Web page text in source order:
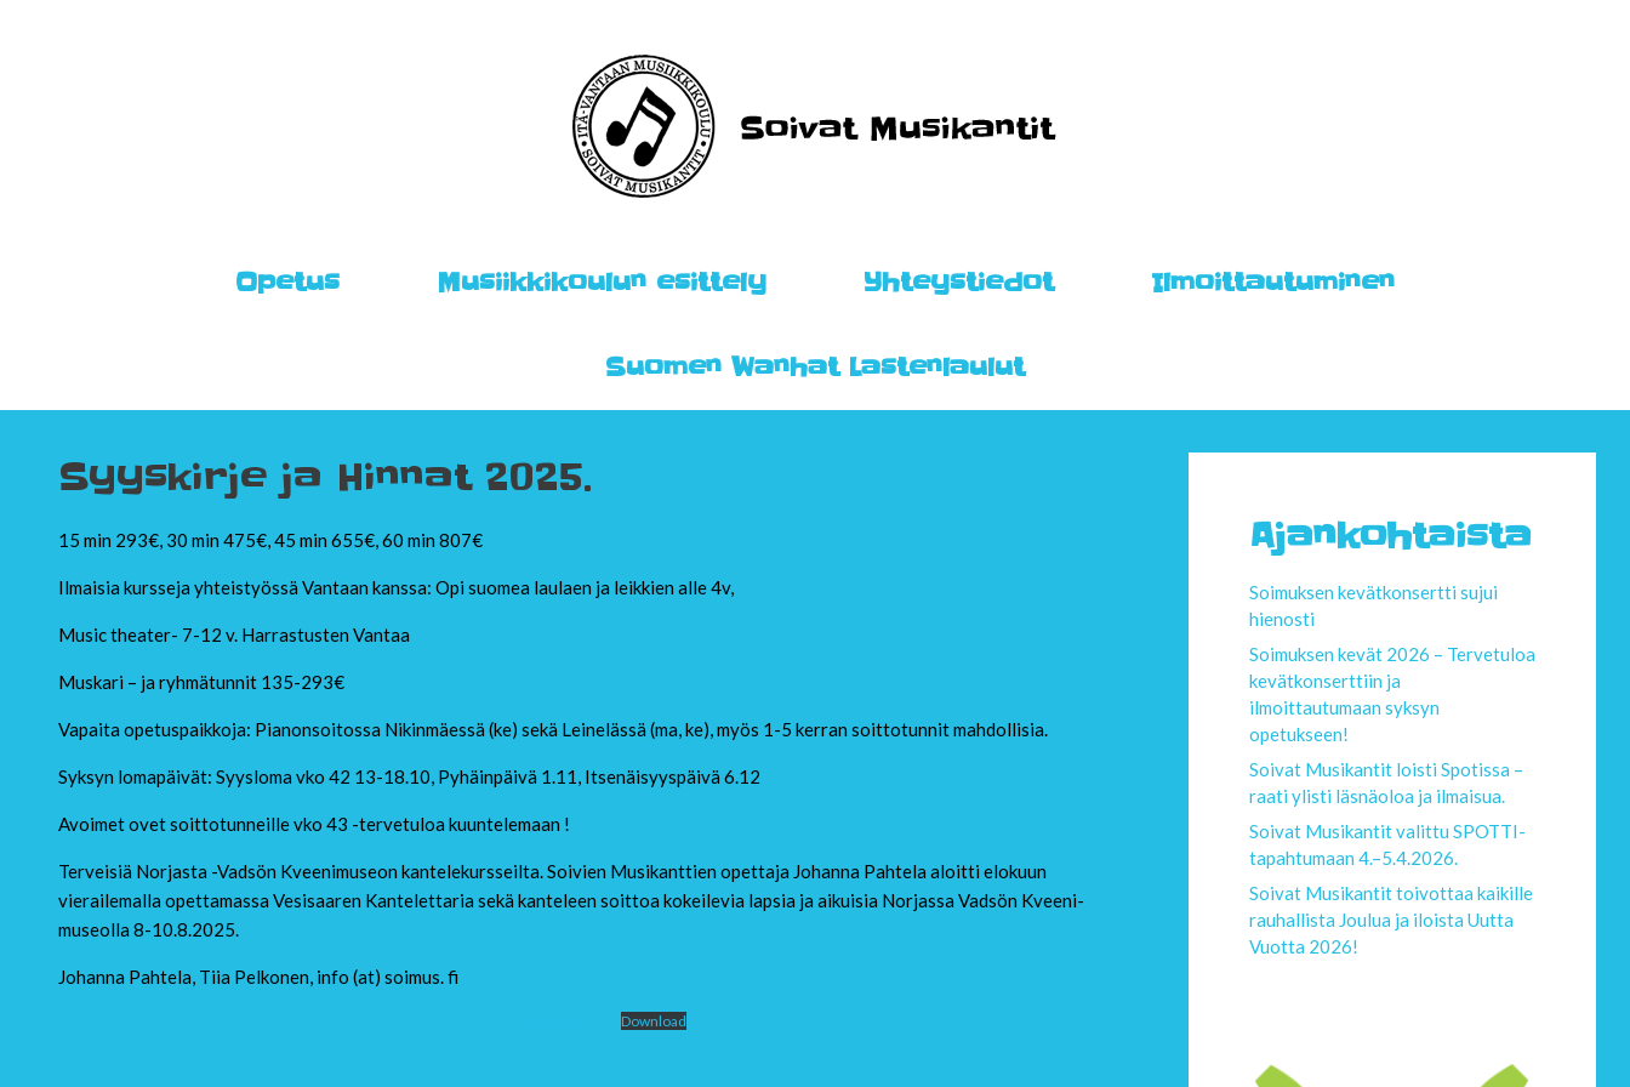
Opetus Musiikkikoulun esittely Yhteystiedot Ilmoittautuminen
Suomen Wanhat Lastenlaulut
Syyskirje ja Hinnat 2025.
15 min 293€, 30 min 475€, 45 min 655€, 60 min 807€
Ilmaisia kursseja yhteistyössä Vantaan kanssa: Opi suomea laulaen ja leikkien alle 4v,
Music theater- 7-12 v. Harrastusten Vantaa
Muskari – ja ryhmätunnit 135-293€
Vapaita opetuspaikkoja: Pianonsoitossa Nikinmäessä (ke) sekä Leinelässä (ma, ke), myös 1-5 kerran soittotunnit mahdollisia.
Syksyn lomapäivät: Syysloma vko 42 13-18.10, Pyhäinpäivä 1.11, Itsenäisyyspäivä 6.12
Avoimet ovet soittotunneille vko 43 -tervetuloa kuuntelemaan !
Terveisiä Norjasta -Vadsön Kveenimuseon kantelekursseilta. Soivien Musikanttien opettaja Johanna Pahtela aloitti elokuun
vierailemalla opettamassa Vesisaaren Kantelettaria sekä kanteleen soittoa kokeilevia lapsia ja aikuisia Norjassa Vadsön Kveeni-
museolla 8-10.8.2025.
Johanna Pahtela, Tiia Pelkonen, info (at) soimus. fi
Download
Ajankohtaista
Soimuksen kevätkonsertti sujui
hienosti
Soimuksen kevät 2026 – Tervetuloa
kevätkonserttiin ja
ilmoittautumaan syksyn
opetukseen!
Soivat Musikantit loisti Spotissa –
raati ylisti läsnäoloa ja ilmaisua.
Soivat Musikantit valittu SPOTTI-
tapahtumaan 4.–5.4.2026.
Soivat Musikantit toivottaa kaikille
rauhallista Joulua ja iloista Uutta
Vuotta 2026!